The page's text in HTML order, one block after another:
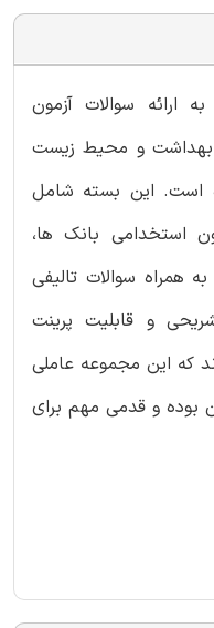
ارائه سوالات آزمون
بهداشت و محیط زیست
است. این بسته شامل
استخدامی بانک ها،
همراه سوالات تالیفی
و قابلیت پرینت
که این مجموعه عاملی
بوده و قدمی مهم برای